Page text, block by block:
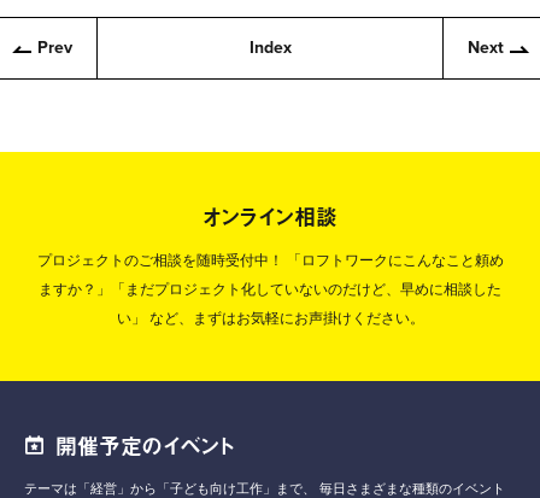
Prev Index Next
オンライン相談
プロジェクトのご相談を随時受付中！
「ロフトワークにこんなこと頼め
ますか？」「まだプロジェクト化していないのだけど、早めに相談した
い」
など、まずはお気軽にお声掛けください。
開催予定のイベント
テーマは「経営」から「子ども向け工作」まで、
毎日さまざまな種類のイベント